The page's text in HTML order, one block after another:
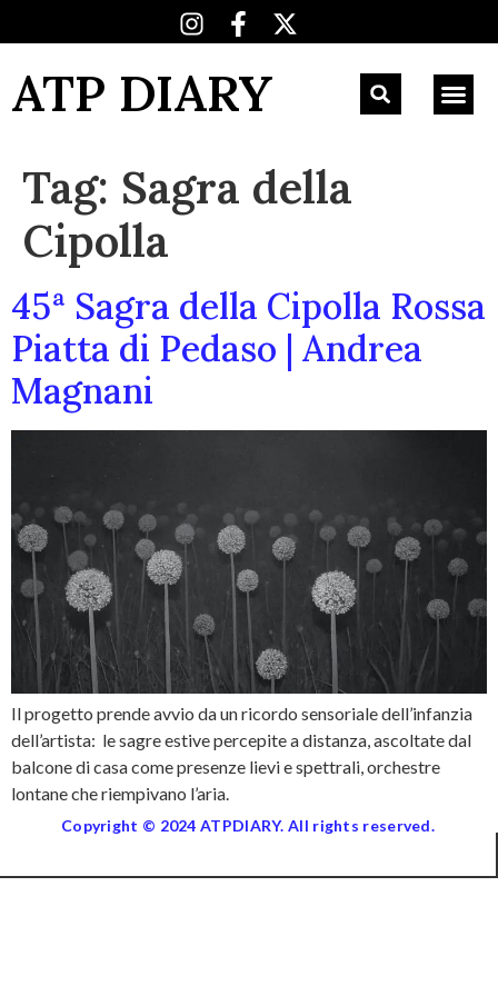
ATP DIARY
Tag: Sagra della
Cipolla
45ª Sagra della Cipolla Rossa
Piatta di Pedaso | Andrea
Magnani
Il progetto prende avvio da un ricordo sensoriale dell’infanzia
dell’artista: le sagre estive percepite a distanza, ascoltate dal
balcone di casa come presenze lievi e spettrali, orchestre
lontane che riempivano l’aria.
Copyright © 2024 ATPDIARY. All rights reserved.